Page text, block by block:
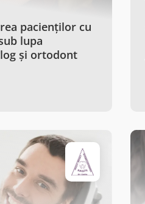
pacienților cu
lupa
și ortodont